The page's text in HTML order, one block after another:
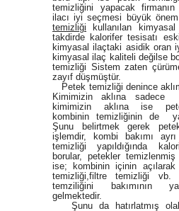
temizliğini yapacak firmanın
ilacı iyi seçmesi büyük önem
temizliği kullanılan
takdirde kalorifer tesisatı
kimyasal ilaçtaki asidik oran
kimyasal ilaç kaliteli değilse
temizliği Sistem zaten
zayıf düşmüştür.
Petek temizliği denince
Kimimizin aklına sadece
kimimizin aklına ise
kombinin temizliğinin de
Şunu belirtmek gerek
işlemdir, kombi bakımı
temizliği yapıldığında
borular, petekler
ise; kombinin içinin
temizliği,filtre temizliği
temziliğini bakımının
gelmektedir.
Şunu da hatırlatmış